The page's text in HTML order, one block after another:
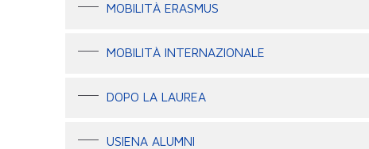
MOBILITÀ ERASMUS
MOBILITÀ INTERNAZIONALE
DOPO LA LAUREA
USIENA ALUMNI